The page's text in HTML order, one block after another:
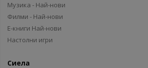
Музика - Най-нови
Филми - Най-нови
Е-книги Най-нови
Настолни игри
Сиела